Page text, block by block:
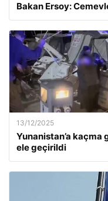
Bakan Ersoy:
13/12/2025
Yunanistan’a
ele geçirildi